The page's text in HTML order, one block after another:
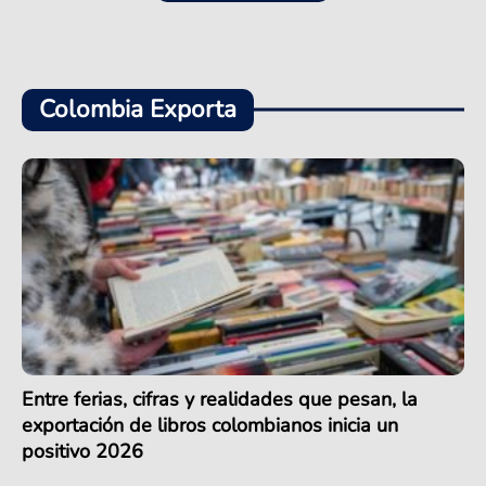
Colombia Exporta
Entre ferias, cifras y realidades que pesan, la
exportación de libros colombianos inicia un
positivo 2026